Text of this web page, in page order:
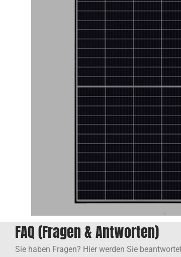
FAQ (Fragen & Antworten)
Sie haben Fragen? Hier werden Sie